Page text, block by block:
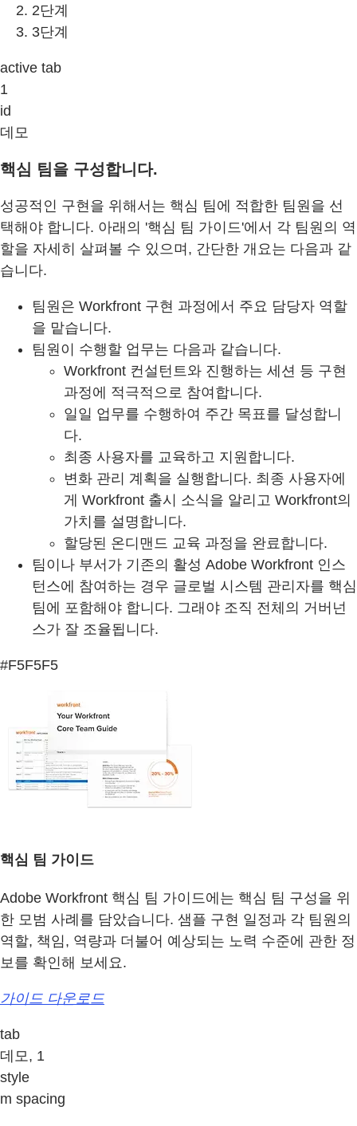
2단계
3단계
active tab
1
id
데모
핵심 팀을 구성합니다.
성공적인 구현을 위해서는 핵심 팀에 적합한 팀원을 선
택해야 합니다. 아래의 '핵심 팀 가이드'에서 각 팀원의 역
할을 자세히 살펴볼 수 있으며, 간단한 개요는 다음과 같
습니다.
팀원은 Workfront 구현 과정에서 주요 담당자 역할
을 맡습니다.
팀원이 수행할 업무는 다음과 같습니다.
Workfront 컨설턴트와 진행하는 세션 등 구현
과정에 적극적으로 참여합니다.
일일 업무를 수행하여 주간 목표를 달성합니
다.
최종 사용자를 교육하고 지원합니다.
변화 관리 계획을 실행합니다. 최종 사용자에
게 Workfront 출시 소식을 알리고 Workfront의
가치를 설명합니다.
할당된 온디맨드 교육 과정을 완료합니다.
팀이나 부서가 기존의 활성 Adobe Workfront 인스
턴스에 참여하는 경우 글로벌 시스템 관리자를 핵심
팀에 포함해야 합니다. 그래야 조직 전체의 거버넌
스가 잘 조율됩니다.
#F5F5F5
핵심 팀 가이드
Adobe Workfront 핵심 팀 가이드에는 핵심 팀 구성을 위
한 모범 사례를 담았습니다. 샘플 구현 일정과 각 팀원의
역할, 책임, 역량과 더불어 예상되는 노력 수준에 관한 정
보를 확인해 보세요.
가이드 다운로드
tab
데모, 1
style
m spacing